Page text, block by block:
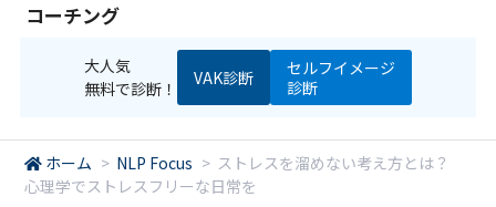
コーチング
大人気
無料で診断！
VAK診断
セルフイメージ
診断
ホーム > NLP Focus > ストレスを溜めない考え方とは？
心理学でストレスフリーな日常を